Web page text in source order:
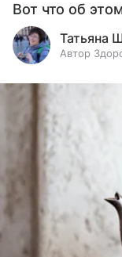
Вот что об
Татьяна
Автор